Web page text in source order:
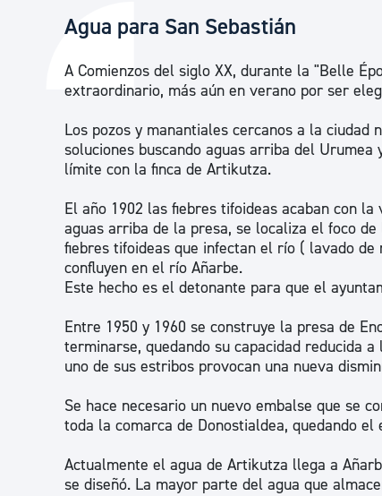
Agua para San Sebastián
A Comienzos del siglo XX, durante la "Belle
extraordinario, más aún en verano por ser
Los pozos y manantiales cercanos a la ciudad
soluciones buscando aguas arriba del
límite con la finca de Artikutza.
El año 1902 las fiebres tifoideas acaban con
aguas arriba de la presa, se localiza el foco
fiebres tifoideas que infectan el río ( lavado
confluyen en el río Añarbe.
Este hecho es el detonante para que el
Entre 1950 y 1960 se construye la presa de
terminarse, quedando su capacidad reducida
uno de sus estribos provocan una nueva
Se hace necesario un nuevo embalse que se
toda la comarca de Donostialdea, quedando
Actualmente el agua de Artikutza llega a
se diseñó. La mayor parte del agua que